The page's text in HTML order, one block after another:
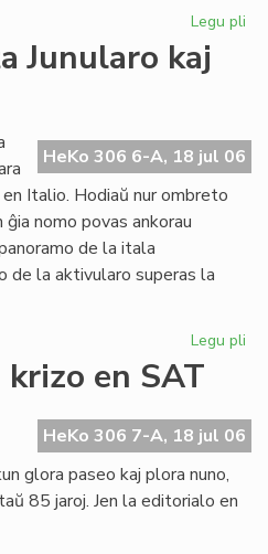
Legu pli
Junularo kaj
HeKo 306 6-A, 18 jul 06
Italio. Hodiaŭ nur ombreto
nomo povas ankorau
de la itala
de la aktivularo superas la
Legu pli
en SAT
HeKo 306 7-A, 18 jul 06
glora paseo kaj plora nuno,
85 jaroj. Jen la editorialo en